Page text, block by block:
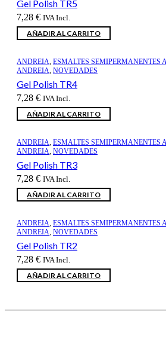
Gel Polish TR5
7,28 € IVA Incl.
AÑADIR AL CARRITO
ANDREIA, ESMALTES SEMIPERMANENTES
ANDREIA, NOVEDADES
Gel Polish TR4
7,28 € IVA Incl.
AÑADIR AL CARRITO
ANDREIA, ESMALTES SEMIPERMANENTES
ANDREIA, NOVEDADES
Gel Polish TR3
7,28 € IVA Incl.
AÑADIR AL CARRITO
ANDREIA, ESMALTES SEMIPERMANENTES
ANDREIA, NOVEDADES
Gel Polish TR2
7,28 € IVA Incl.
AÑADIR AL CARRITO